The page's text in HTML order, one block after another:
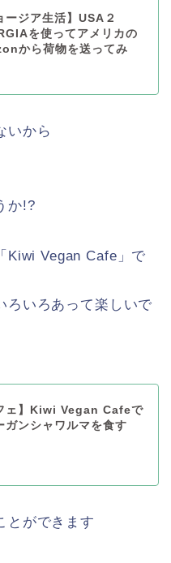
ージア生活】USA２
を使ってアメリカの
から荷物を送ってみ
いから
か!?
Kiwi Vegan Cafe」で
ろいろあって楽しいで
ェ】Kiwi Vegan Cafeで
ガンシャワルマを食す
とができます